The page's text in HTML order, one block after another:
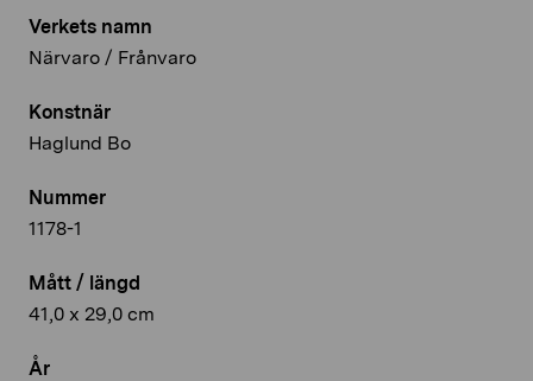
Verkets namn
Närvaro / Frånvaro
Konstnär
Haglund Bo
Nummer
1178-1
Mått / längd
41,0 x 29,0 cm
År